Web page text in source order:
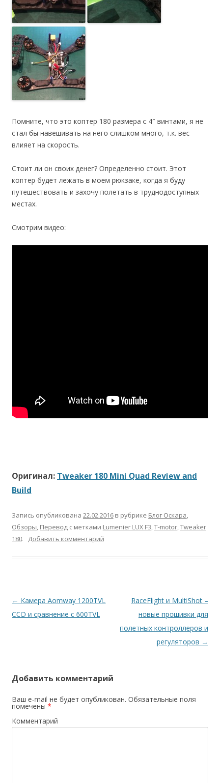
Помните, что это коптер 180 размера с 4″ винтами, я не
стал бы навешивать на него слишком много, т.к. вес
влияет на скорость.
Стоит ли он своих денег? Определенно стоит. Этот
коптер будет лежать в моем рюкзаке, когда я буду
путешествовать и захочу полетать в труднодоступных
местах.
Смотрим видео:
Оригинал: Tweaker 180 Mini Quad Review and
Build
Запись опубликована 22.02.2016 в рубрике Блог Оскара,
Обзоры, Перевод с метками Lumenier LUX F3,T-motor,Tweaker
180. Добавить комментарий
Навигация
по
← Камера Aomway 1200TVL
CCD и сравнение с 600TVL
RaceFlight и MultiShot –
новые прошивки для
полетных контроллеров и
регуляторов →
Добавить комментарий
Ваш e-mail не будет опубликован. Обязательные поля
помечены *
Комментарий